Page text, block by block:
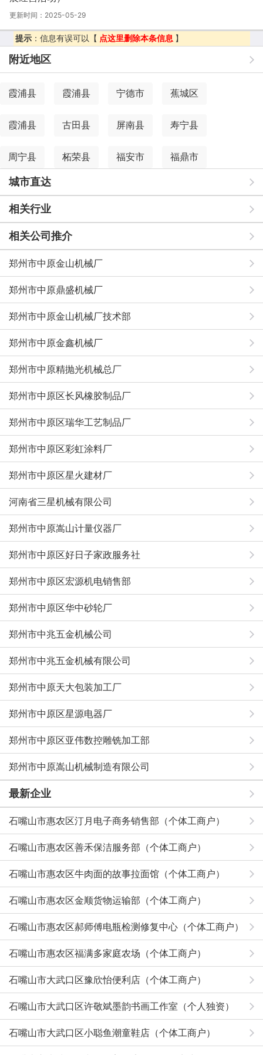
更新时间：2025-05-29
提示：信息有误可以【 点这里删除本条信息 】
附近地区
霞浦县 霞浦县 宁德市 蕉城区
霞浦县 古田县 屏南县 寿宁县
周宁县 柘荣县 福安市 福鼎市
城市直达
相关行业
相关公司推介
郑州市中原金山机械厂
郑州市中原鼎盛机械厂
郑州市中原金山机械厂技术部
郑州市中原金鑫机械厂
郑州市中原精抛光机械总厂
郑州市中原区长风橡胶制品厂
郑州市中原区瑞华工艺制品厂
郑州市中原区彩虹涂料厂
郑州市中原区星火建材厂
河南省三星机械有限公司
郑州市中原嵩山计量仪器厂
郑州市中原区好日子家政服务社
郑州市中原区宏源机电销售部
郑州市中原区华中砂轮厂
郑州市中兆五金机械公司
郑州市中兆五金机械有限公司
郑州市中原天大包装加工厂
郑州市中原区星源电器厂
郑州市中原区亚伟数控雕铣加工部
郑州市中原嵩山机械制造有限公司
最新企业
石嘴山市惠农区汀月电子商务销售部（个体工商户）
石嘴山市惠农区善禾保洁服务部（个体工商户）
石嘴山市惠农区牛肉面的故事拉面馆（个体工商户）
石嘴山市惠农区金顺货物运输部（个体工商户）
石嘴山市惠农区郝师傅电瓶检测修复中心（个体工商户）
石嘴山市惠农区福满多家庭农场（个体工商户）
石嘴山市大武口区豫欣怡便利店（个体工商户）
石嘴山市大武口区许敬斌墨韵书画工作室（个人独资）
石嘴山市大武口区小聪鱼潮童鞋店（个体工商户）